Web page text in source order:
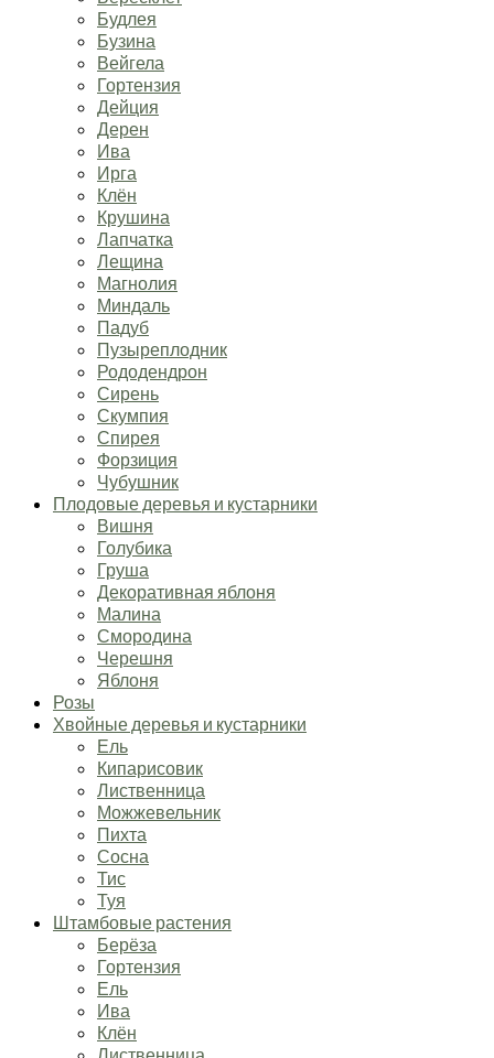
Будлея
Бузина
Вейгела
Гортензия
Дейция
Дерен
Ива
Ирга
Клён
Крушина
Лапчатка
Лещина
Магнолия
Миндаль
Падуб
Пузыреплодник
Рододендрон
Сирень
Скумпия
Спирея
Форзиция
Чубушник
Плодовые деревья и кустарники
Вишня
Голубика
Груша
Декоративная яблоня
Малина
Смородина
Черешня
Яблоня
Розы
Хвойные деревья и кустарники
Ель
Кипарисовик
Лиственница
Можжевельник
Пихта
Сосна
Тис
Туя
Штамбовые растения
Берёза
Гортензия
Ель
Ива
Клён